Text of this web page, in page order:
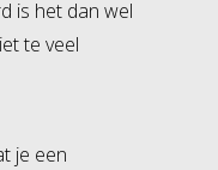
is het dan wel
te veel
je een